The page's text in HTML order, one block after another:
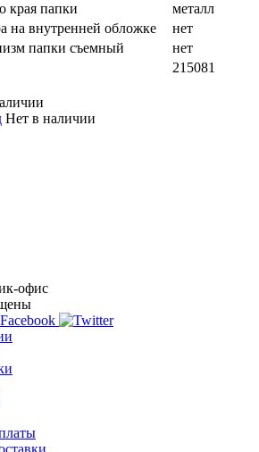
края папки
металл
на внутренней обложке
нет
папки съемный
нет
215081
Нет в наличии
офис